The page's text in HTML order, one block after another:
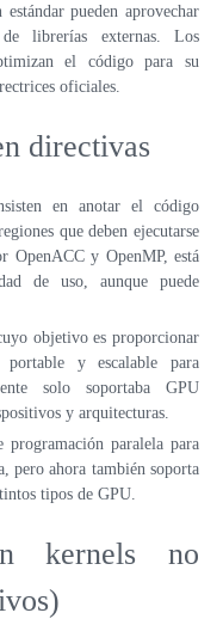
pueden aprovechar
librerías externas. Los
el código para su
oficiales.
directivas
en anotar el código
que deben ejecutarse
OpenACC y OpenMP, está
de uso, aunque puede
objetivo es proporcionar
portable y escalable para
solo soportaba GPU
y arquitecturas.
paralela para
pero ahora también soporta
tipos de GPU.
kernels no